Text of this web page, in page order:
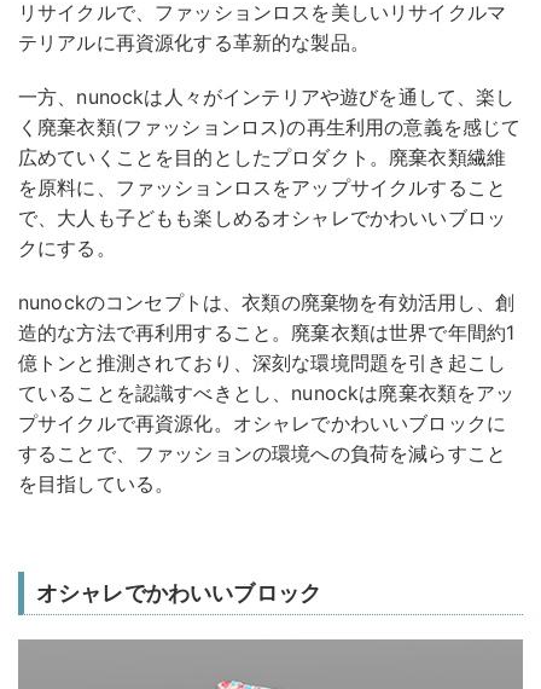
リサイクルで、ファッションロスを美しいリサイクルマ
テリアルに再資源化する革新的な製品。
一方、nunockは人々がインテリアや遊びを通して、楽し
く廃棄衣類(ファッションロス)の再生利用の意義を感じて
広めていくことを目的としたプロダクト。廃棄衣類繊維
を原料に、ファッションロスをアップサイクルすること
で、大人も子どもも楽しめるオシャレでかわいいブロッ
クにする。
nunockのコンセプトは、衣類の廃棄物を有効活用し、創
造的な方法で再利用すること。廃棄衣類は世界で年間約1
億トンと推測されており、深刻な環境問題を引き起こし
ていることを認識すべきとし、nunockは廃棄衣類をアッ
プサイクルで再資源化。オシャレでかわいいブロックに
することで、ファッションの環境への負荷を減らすこと
を目指している。
オシャレでかわいいブロック